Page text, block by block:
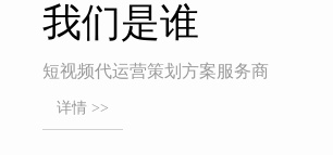
我们是谁
短视频代运营策划方案服务商
详情 >>